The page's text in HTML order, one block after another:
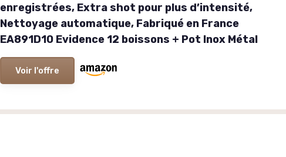
enregistrées, Extra shot pour plus d’intensité,
Nettoyage automatique, Fabriqué en France
EA891D10 Evidence 12 boissons + Pot Inox Métal
Voir l'offre